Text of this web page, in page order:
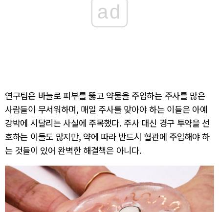
ad
연구팀은 바늘로 피부를 뚫고 약물을 주입하는 주사를 많은
사람들이 무서워하며, 매일 주사를 맞아야 하는 이들은 아예
강박에 시달리는 사실에 주목했다. 주사 대신 경구 투약을 선
호하는 이들도 많지만, 약에 따라 반드시 혈관에 주입해야 하
는 것들이 있어 완벽한 해결책은 아니다.